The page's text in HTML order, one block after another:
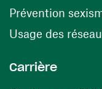
Prévention
Usage des
Carrière